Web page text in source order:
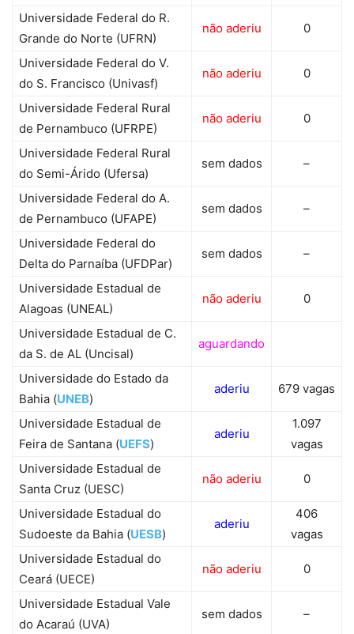
Universidade Federal do R.
Grande do Norte (UFRN)
não aderiu 0
Universidade Federal do V.
do S. Francisco (Univasf)
não aderiu 0
Universidade Federal Rural
de Pernambuco (UFRPE)
não aderiu 0
Universidade Federal Rural
do Semi-Árido (Ufersa)
sem dados –
Universidade Federal do A.
de Pernambuco (UFAPE)
sem dados –
Universidade Federal do
Delta do Parnaíba (UFDPar)
sem dados –
Universidade Estadual de
Alagoas (UNEAL)
não aderiu 0
Universidade Estadual de C.
da S. de AL (Uncisal)
aguardando
Universidade do Estado da
Bahia (UNEB)
aderiu 679 vagas
Universidade Estadual de
Feira de Santana (UEFS)
aderiu
1.097
vagas
Universidade Estadual de
Santa Cruz (UESC)
não aderiu 0
Universidade Estadual do
Sudoeste da Bahia (UESB)
aderiu
406
vagas
Universidade Estadual do
Ceará (UECE)
não aderiu 0
Universidade Estadual Vale
do Acaraú (UVA)
sem dados –